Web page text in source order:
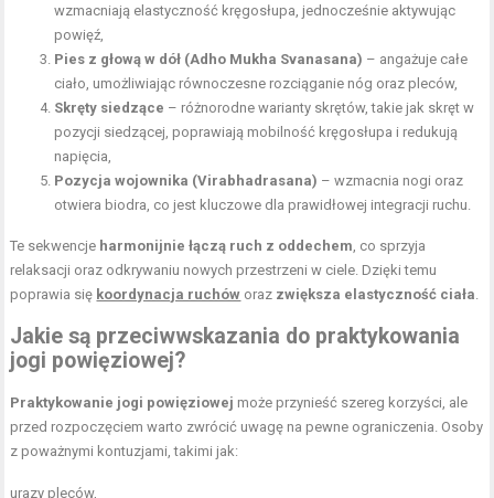
wzmacniają elastyczność kręgosłupa, jednocześnie aktywując
powięź
Pies z głową w dół (Adho Mukha Svanasana) – angażuje całe
ciało, umożliwiając równoczesne rozciąganie nóg oraz pleców,
Skręty siedzące – różnorodne warianty skrętów, takie jak skręt w
pozycji siedzącej, poprawiają mobilność kręgosłupa i redukują
napięcia,
Pozycja wojownika (Virabhadrasana) – wzmacnia nogi oraz
otwiera biodra, co jest kluczowe dla prawidłowej integracji ruchu.
Te sekwencje harmonijnie łączą ruch z oddechem , co sprzyja
relaksacji oraz odkrywaniu nowych przestrzeni w ciele. Dzięki temu
poprawia się koordynacja ruchów oraz zwiększa elastyczność ciała
Jakie są przeciwwskazania do praktykowania
jogi powięziowej?
Praktykowanie jogi powięziowej może przynieść szereg korzyści, ale
przed rozpoczęciem warto zwrócić uwagę na pewne ograniczenia. Osoby
z poważnymi kontuzjami, takimi jak:
urazy pleców,